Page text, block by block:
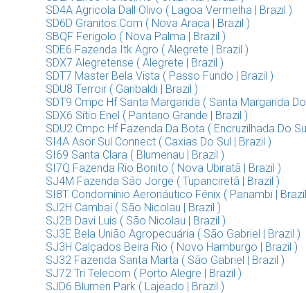
SD4A Agricola Dall Olivo ( Lagoa Vermelha | Brazil )
SD6D Granitos.Com ( Nova Araca | Brazil )
SBQF Ferigolo ( Nova Palma | Brazil )
SDE6 Fazenda Itk Agro ( Alegrete | Brazil )
SDX7 Alegretense ( Alegrete | Brazil )
SDT7 Master Bela Vista ( Passo Fundo | Brazil )
SDU8 Terroir ( Garibaldi | Brazil )
SDT9 Cmpc Hf Santa Margarida ( Santa Margarida
SDX6 Sítio Enel ( Pantano Grande | Brazil )
SDU2 Cmpc Hf Fazenda Da Bota ( Encruzilhada Do
SI4A Asor Sul Connect ( Caxias Do Sul | Brazil )
SI69 Santa Clara ( Blumenau | Brazil )
SI7Q Fazenda Rio Bonito ( Nova Ubiratã | Brazil )
SJ4M Fazenda São Jorge ( Tupanciretã | Brazil )
SI8T Condomínio Aeronáutico Fênix ( Panambi |
SJ2H Cambaí ( São Nicolau | Brazil )
SJ2B Davi Luis ( São Nicolau | Brazil )
SJ3E Bela União Agropecuária ( São Gabriel | Brazil )
SJ3H Calçados Beira Rio ( Novo Hamburgo | Brazil )
SJ32 Fazenda Santa Marta ( São Gabriel | Brazil )
SJ72 Tri Telecom ( Porto Alegre | Brazil )
SJD6 Blumen Park ( Lajeado | Brazil )